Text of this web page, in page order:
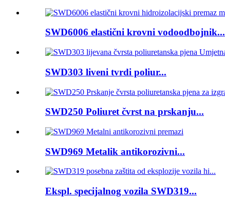
SWD6006 elastični krovni vodoodbojnik...
SWD303 liveni tvrdi poliur...
SWD250 Poliuret čvrst na prskanju...
SWD969 Metalik antikorozivni...
Ekspl. specijalnog vozila SWD319...